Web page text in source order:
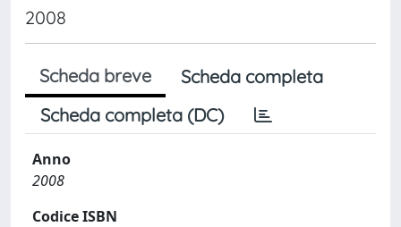
2008
Scheda breve
Scheda completa
Scheda completa (DC)
Anno
2008
Codice ISBN